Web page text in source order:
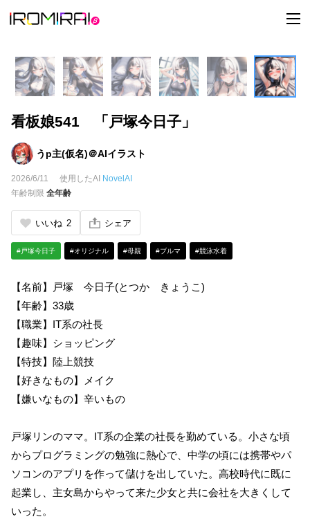
t
o
l
e
n
a
v
看板娘541 「戸塚今日子」
うp主(仮名)＠AIイラスト
2026/6/11 使用したAI NovelAI
年齢制限 全年齢
いいね 2 シェア
#戸塚今日子 #オリジナル #母親 #ブルマ #競泳水着
【名前】戸塚 今日子(とつか きょうこ)
【年齢】33歳
【職業】IT系の社長
【趣味】ショッピング
【特技】陸上競技
【好きなもの】メイク
【嫌いなもの】辛いもの
戸塚リンのママ。IT系の企業の社長を勤めている。小さな頃
からプログラミングの勉強に熱心で、中学の頃には携帯やパ
ソコンのアプリを作って儲けを出していた。高校時代に既に
起業し、主女島からやって来た少女と共に会社を大きくして
いった。